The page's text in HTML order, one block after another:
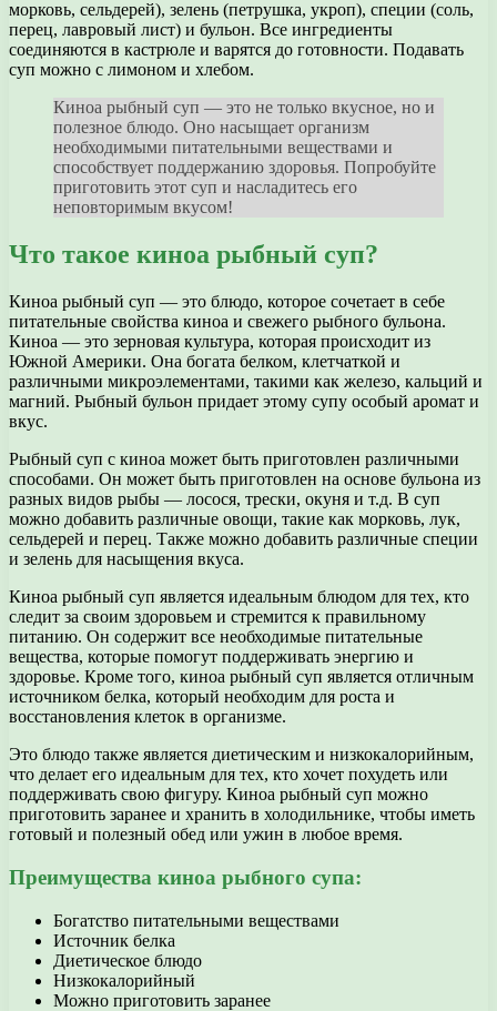
морковь, сельдерей), зелень (петрушка, укроп), специи (соль,
перец, лавровый лист) и бульон. Все ингредиенты
соединяются в кастрюле и варятся до готовности. Подавать
суп можно с лимоном и хлебом.
Киноа рыбный суп — это не только вкусное, но и
полезное блюдо. Оно насыщает организм
необходимыми питательными веществами и
способствует поддержанию здоровья. Попробуйте
приготовить этот суп и насладитесь его
неповторимым вкусом!
Что такое киноа рыбный суп?
Киноа рыбный суп — это блюдо, которое сочетает в себе
питательные свойства киноа и свежего рыбного бульона.
Киноа — это зерновая культура, которая происходит из
Южной Америки. Она богата белком, клетчаткой и
различными микроэлементами, такими как железо, кальций и
магний. Рыбный бульон придает этому супу особый аромат и
вкус.
Рыбный суп с киноа может быть приготовлен различными
способами. Он может быть приготовлен на основе бульона из
разных видов рыбы — лосося, трески, окуня и т.д. В суп
можно добавить различные овощи, такие как морковь, лук,
сельдерей и перец. Также можно добавить различные специи
и зелень для насыщения вкуса.
Киноа рыбный суп является идеальным блюдом для тех, кто
следит за своим здоровьем и стремится к правильному
питанию. Он содержит все необходимые питательные
вещества, которые помогут поддерживать энергию и
здоровье. Кроме того, киноа рыбный суп является отличным
источником белка, который необходим для роста и
восстановления клеток в организме.
Это блюдо также является диетическим и низкокалорийным,
что делает его идеальным для тех, кто хочет похудеть или
поддерживать свою фигуру. Киноа рыбный суп можно
приготовить заранее и хранить в холодильнике, чтобы иметь
готовый и полезный обед или ужин в любое время.
Преимущества киноа рыбного супа:
Богатство питательными веществами
Источник белка
Диетическое блюдо
Низкокалорийный
Можно приготовить заранее